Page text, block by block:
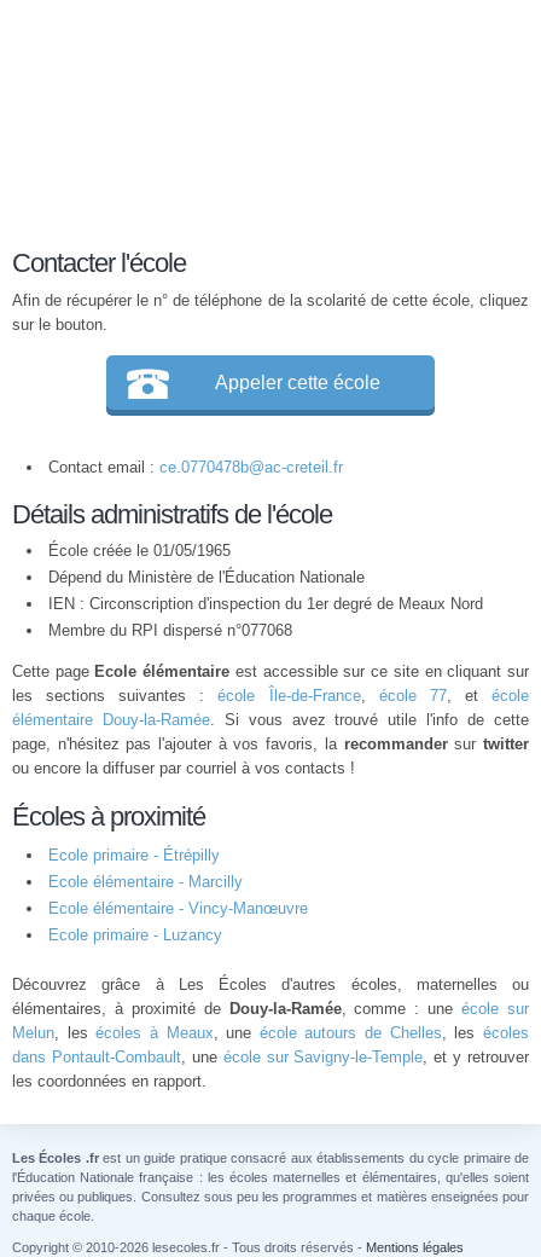
Contacter l'école
Afin de récupérer le n° de téléphone de la scolarité de cette école, cliquez
sur le bouton.
Appeler cette école
Contact email : ce.0770478b@ac-creteil.fr
Détails administratifs de l'école
École créée le 01/05/1965
Dépend du Ministère de l'Éducation Nationale
IEN : Circonscription d'inspection du 1er degré de Meaux Nord
Membre du RPI dispersé n°077068
Cette page Ecole élémentaire est accessible sur ce site en cliquant sur
les sections suivantes :école Île-de-France, école 77, etécole
élémentaire Douy-la-Ramée. Si vous avez trouvé utile l'info de cette
page, n'hésitez pas l'ajouter à vos favoris, la recommandersurtwitter
ou encore la diffuser par courriel à vos contacts !
Écoles à proximité
Ecole primaire - Étrépilly
Ecole élémentaire - Marcilly
Ecole élémentaire - Vincy-Manœuvre
Ecole primaire - Luzancy
Découvrez grâce à Les Écoles d'autres écoles, maternelles ou
élémentaires, à proximité de Douy-la-Ramée, comme : uneécole sur
Melun, lesécoles à Meaux, une école autours de Chelles, lesécoles
dans Pontault-Combault, une école sur Savigny-le-Temple, et y retrouver
les coordonnées en rapport.
Les Écoles .frest un guide pratique consacré aux établissements du cycle primaire de
l'Éducation Nationale française : les écoles maternelles et élémentaires, qu'elles soient
privées ou publiques. Consultez sous peu les programmes et matières enseignées pour
chaque école.
Copyright © 2010-2026 lesecoles.fr - Tous droits réservés - Mentions légales